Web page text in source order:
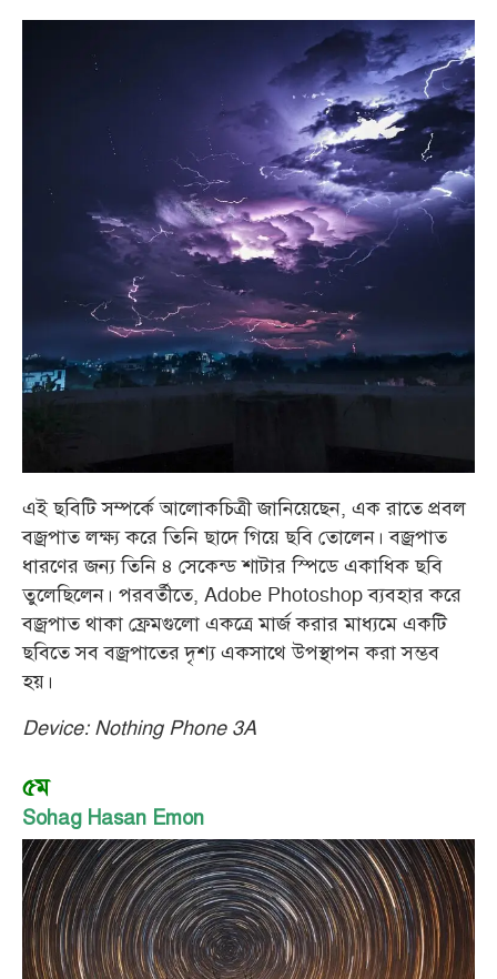
এই ছবিটি সম্পর্কে আলোকচিত্রী জানিয়েছেন, এক রাতে প্রবল
বজ্রপাত লক্ষ্য করে তিনি ছাদে গিয়ে ছবি তোলেন। বজ্রপাত
ধারণের জন্য তিনি ৪ সেকেন্ড শাটার স্পিডে একাধিক ছবি
তুলেছিলেন। পরবর্তীতে, Adobe Photoshop ব্যবহার করে
বজ্রপাত থাকা ফ্রেমগুলো একত্রে মার্জ করার মাধ্যমে একটি
ছবিতে সব বজ্রপাতের দৃশ্য একসাথে উপস্থাপন করা সম্ভব
হয়।
Device: Nothing Phone 3A
৫ম
Sohag Hasan Emon